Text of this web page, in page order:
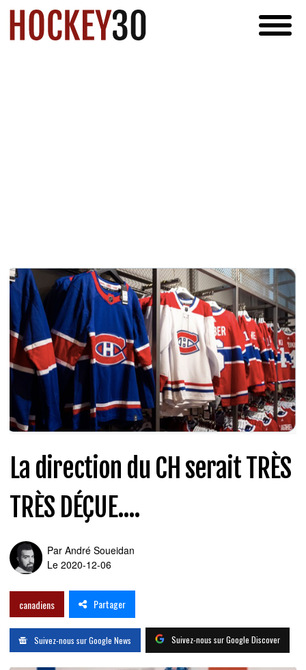
La direction du CH serait TRÈS
TRÈS DÉÇUE....
Par André Soueidan
Le 2020-12-06
canadiens Partager
Suivez-nous sur Google News Suivez-nous sur Google Discover